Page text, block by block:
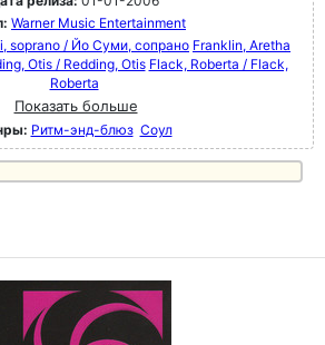
Warner Music Entertainment
soprano / Йо Суми, сопрано Franklin, Aretha
Otis / Redding, Otis Flack, Roberta / Flack,
Roberta
Показать больше
Ритм-энд-блюз Соул